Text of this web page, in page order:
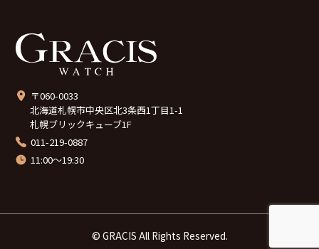
〒060-0033
北海道札幌市中央区北3条西1丁目1-1
札幌ブリックキューブ1F
011-219-0887
11:00～19:30
© GRACIS All Rights Reserved.